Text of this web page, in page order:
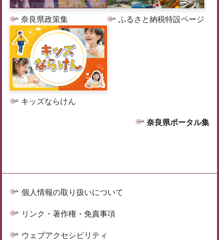
奈良県政策集 ふるさと納税特設ページ
キッズならけん
奈良県ポータル集
個人情報の取り扱いについて
リンク・著作権・免責事項
ウェブアクセシビリティ